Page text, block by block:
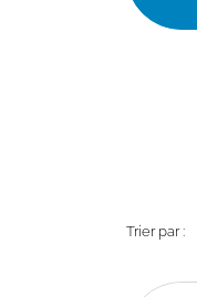
Trier par :